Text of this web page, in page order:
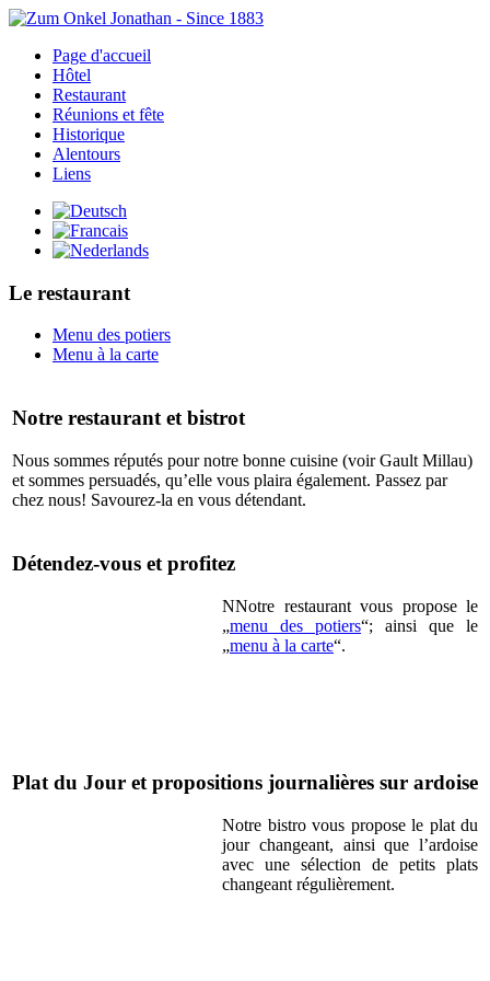
Page d'accueil
Hôtel
Restaurant
Réunions et fête
Historique
Alentours
Liens
Le restaurant
Menu des potiers
Menu à la carte
Notre restaurant et bistrot
Nous sommes réputés pour notre bonne cuisine (voir Gault Millau)
et sommes persuadés, qu’elle vous plaira également. Passez par
chez nous! Savourez-la en vous détendant.
Détendez-vous et profitez
NNotre restaurant vous propose le
„menu des potiers“; ainsi que le
„menu à la carte“.
Plat du Jour et propositions journalières sur ardoise
Notre bistro vous propose le plat du
jour changeant, ainsi que l’ardoise
avec une sélection de petits plats
changeant régulièrement.